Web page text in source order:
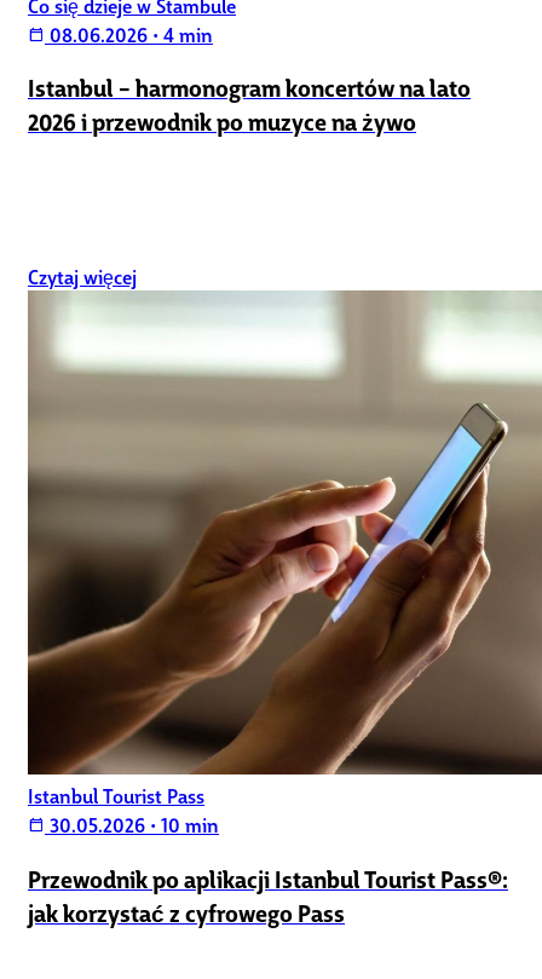
calendar_today 08.06.2026 • 4 min
Istanbul – harmonogram koncertów na lato
2026 i przewodnik po muzyce na żywo
Czytaj więcej
Istanbul Tourist Pass
calendar_today 30.05.2026 • 10 min
Przewodnik po aplikacji Istanbul Tourist Pass®:
jak korzystać z cyfrowego Pass